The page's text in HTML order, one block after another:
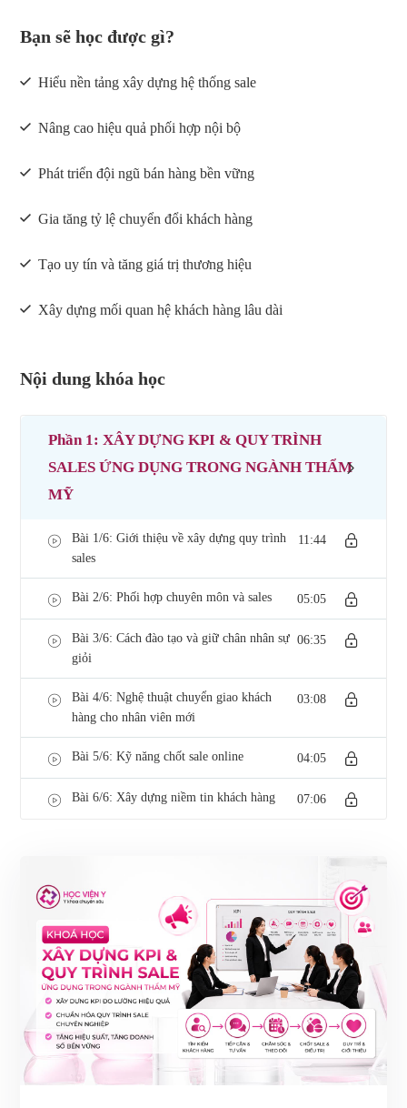
Bạn sẽ học được gì?
Hiểu nền tảng xây dựng hệ thống sale
Nâng cao hiệu quả phối hợp nội bộ
Phát triển đội ngũ bán hàng bền vững
Gia tăng tỷ lệ chuyển đổi khách hàng
Tạo uy tín và tăng giá trị thương hiệu
Xây dựng mối quan hệ khách hàng lâu dài
Nội dung khóa học
Phần 1: XÂY DỰNG KPI & QUY TRÌNH
SALES ỨNG DỤNG TRONG NGÀNH THẨM
MỸ
Bài 1/6: Giới thiệu về xây dựng quy trình
sales
11:44
Bài 2/6: Phối hợp chuyên môn và sales 05:05
Bài 3/6: Cách đào tạo và giữ chân nhân sự
giỏi
06:35
Bài 4/6: Nghệ thuật chuyển giao khách
hàng cho nhân viên mới
03:08
Bài 5/6: Kỹ năng chốt sale online 04:05
Bài 6/6: Xây dựng niềm tin khách hàng 07:06